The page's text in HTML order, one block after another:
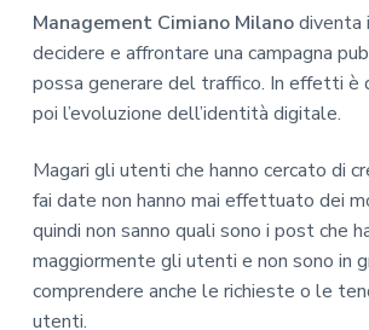
Management Cimiano Milanodiventa
decidere e affrontare una campagna
possa generare del traffico. In effetti è
poi l’evoluzione dell’identità digitale.
Magari gli utenti che hanno cercato di
fai date non hanno mai effettuato dei
quindi non sanno quali sono i post che
maggiormente gli utenti e non sono in
comprendere anche le richieste o le
utenti.